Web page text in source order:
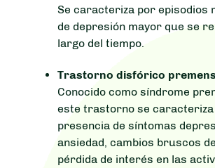
Se caracteriza por episodios
de depresión mayor que se
largo del tiempo.
Trastorno disfórico
Conocido como síndrome
este trastorno se
presencia de síntomas
ansiedad, cambios bruscos
pérdida de interés en las